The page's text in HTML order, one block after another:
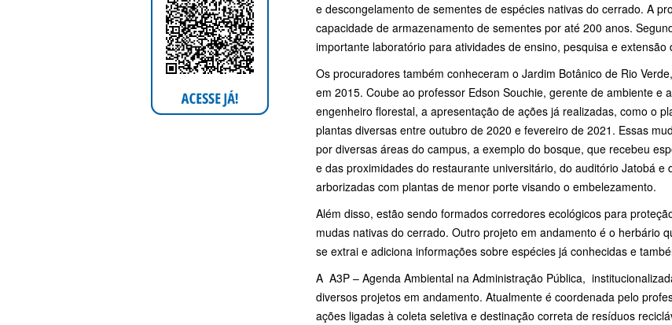
e descongelamento de sementes de espécies nativas do cerrado. A
capacidade de armazenamento de sementes por até 200 anos.
importante laboratório para atividades de ensino, pesquisa e extensão
Os procuradores também conheceram o Jardim Botânico de Rio
em 2015. Coube ao professor Edson Souchie, gerente de ambiente e
engenheiro florestal, a apresentação de ações já realizadas, como o
plantas diversas entre outubro de 2020 e fevereiro de 2021. Essas
por diversas áreas do campus, a exemplo do bosque, que recebeu
e das proximidades do restaurante universitário, do auditório Jatobá e
arborizadas com plantas de menor porte visando o embelezamento.
Além disso, estão sendo formados corredores ecológicos para
mudas nativas do cerrado. Outro projeto em andamento é o herbário
se extrai e adiciona informações sobre espécies já conhecidas e
A A3P – Agenda Ambiental na Administração Pública,
diversos projetos em andamento. Atualmente é coordenada pelo
ações ligadas à coleta seletiva e destinação correta de resíduos